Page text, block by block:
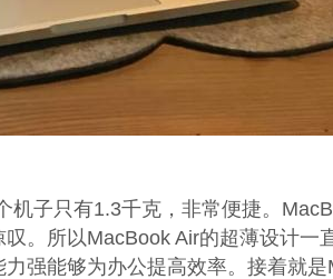
子只有1.3千克，非常便捷。
。所以MacBook Air的超薄设计一
强能够为办公提高效率。接着就